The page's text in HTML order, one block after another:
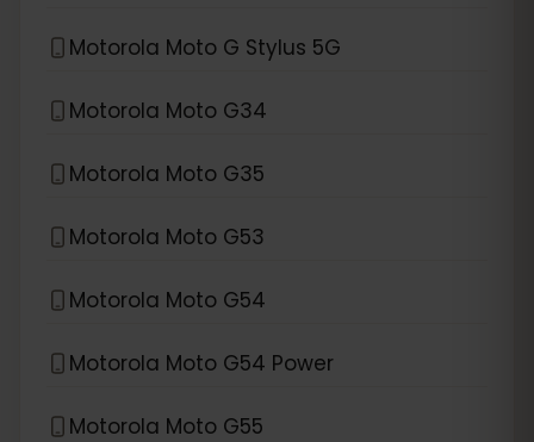
Motorola Moto G Stylus 5G
Motorola Moto G34
Motorola Moto G35
Motorola Moto G53
Motorola Moto G54
Motorola Moto G54 Power
Motorola Moto G55